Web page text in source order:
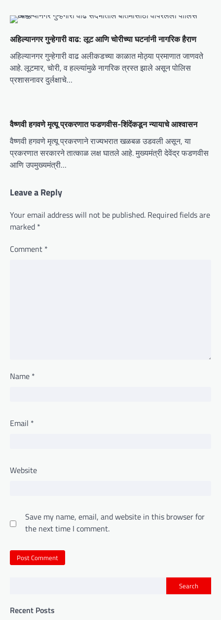
o
n
अहिल्यानगर गुन्हेगारी वाढ: लूट आणि चोरीच्या घटनांनी नागरिक हैराण
अहिल्यानगर गुन्हेगारी वाढ अलीकडच्या काळात मोठ्या प्रमाणात जाणवते
आहे. लूटमार, चोरी, व हल्ल्यांमुळे नागरिक त्रस्त झाले असून पोलिस
प्रशासनावर दुर्लक्षाचे…
वैष्णवी हगवणे मृत्यू प्रकरणात फडणवीस-शिंदेंकडून न्यायाचे आश्वासन
वैष्णवी हगवणे मृत्यू प्रकरणाने राज्यभरात खळबळ उडवली असून, या
प्रकरणात सरकारने तात्काळ लक्ष घातले आहे. मुख्यमंत्री देवेंद्र फडणवीस
आणि उपमुख्यमंत्री…
Leave a Reply
Your email address will not be published. Required fields are
marked *
Comment *
Name *
Email *
Website
Save my name, email, and website in this browser for
the next time I comment.
Search
Recent Posts